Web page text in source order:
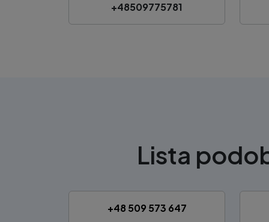
+48509775781
Lista
+48 509 573 647